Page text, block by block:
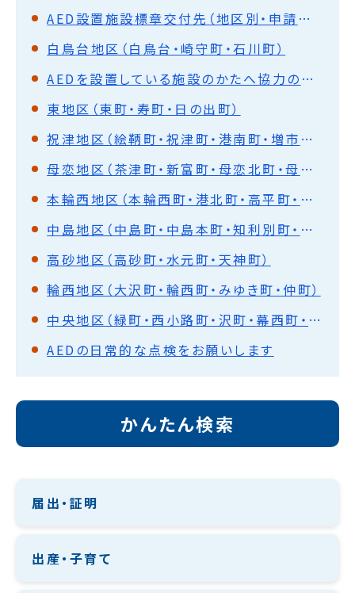
AED設置施設標章交付先（地区別・申請受付順）
白鳥台地区（白鳥台・崎守町・石川町）
AEDを設置している施設のかたへ協力のお願い室蘭市AED設置施設標章掲示について
東地区（東町・寿町・日の出町）
祝津地区（絵鞆町・祝津町・港南町・増市町・小橋内町・築地町）
母恋地区（茶津町・新富町・母恋北町・母恋南町・御前水町・御崎町）
本輪西地区（本輪西町・港北町・高平町・柏木町・陣屋町・幌萌町・神代町・香川町）
中島地区（中島町・中島本町・知利別町・宮の森町・八丁平）
高砂地区（高砂町・水元町・天神町）
輪西地区（大沢町・輪西町・みゆき町・仲町）
中央地区（緑町・西小路町・沢町・幕西町・海岸町・中央町・常盤町・清水町・幸町・本町・栄町・舟見町・山手町・入江町）
AEDの日常的な点検をお願いします
かんたん検索
届出・証明
出産・子育て